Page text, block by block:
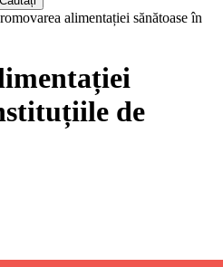
alimentației sănătoase în
de